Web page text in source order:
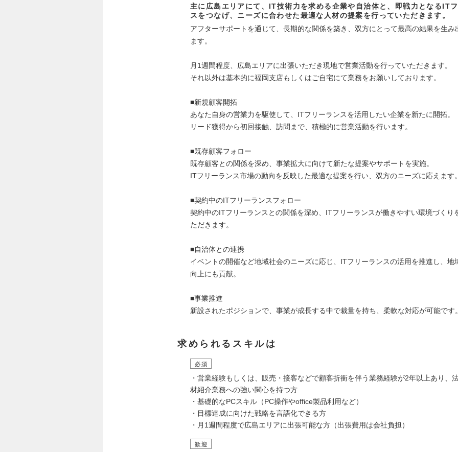
主に広島エリアにて、IT技術力を求める企業や自治体と、即戦力となるIT
スをつなげ、ニーズに合わせた最適な人材の提案を行っていただきます。
アフターサポートを通じて、長期的な関係を築き、双方にとって最高の結果を生み
ます。
月1週間程度、広島エリアに出張いただき現地で営業活動を行っていただきます。
それ以外は基本的に福岡支店もしくはご自宅にて業務をお願いしております。
■新規顧客開拓
あなた自身の営業力を駆使して、ITフリーランスを活用したい企業を新たに開拓。
リード獲得から初回接触、訪問まで、積極的に営業活動を行います。
■既存顧客フォロー
既存顧客との関係を深め、事業拡大に向けて新たな提案やサポートを実施。
ITフリーランス市場の動向を反映した最適な提案を行い、双方のニーズに応えます
■契約中のITフリーランスフォロー
契約中のITフリーランスとの関係を深め、ITフリーランスが働きやすい環境づくり
ただきます。
■自治体との連携
イベントの開催など地域社会のニーズに応じ、ITフリーランスの活用を推進し、地
向上にも貢献。
■事業推進
新設されたポジションで、事業が成長する中で裁量を持ち、柔軟な対応が可能です
求められるスキルは
必須
・営業経験もしくは、販売・接客などで顧客折衝を伴う業務経験が2年以上あり、
材紹介業務への強い関心を持つ方
・基礎的なPCスキル（PC操作やoffice製品利用など）
・目標達成に向けた戦略を言語化できる方
・月1週間程度で広島エリアに出張可能な方（出張費用は会社負担）
歓迎